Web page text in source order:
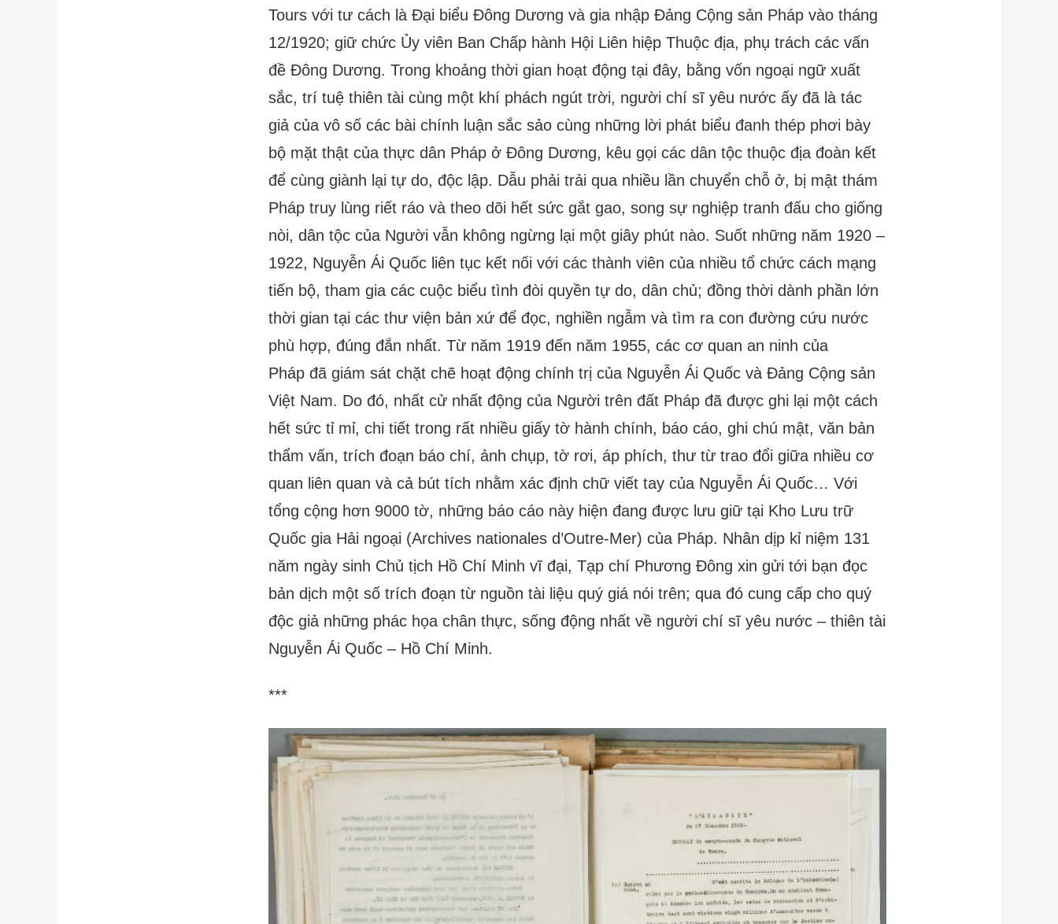
Tours với tư cách là Đại biểu Đông Dương và gia nhập Đảng Cộng sản Pháp vào tháng
12/1920; giữ chức Ủy viên Ban Chấp hành Hội Liên hiệp Thuộc địa, phụ trách các vấn
đề Đông Dương. Trong khoảng thời gian hoạt động tại đây, bằng vốn ngoại ngữ xuất
sắc, trí tuệ thiên tài cùng một khí phách ngút trời, người chí sĩ yêu nước ấy đã là tác
giả của vô số các bài chính luận sắc sảo cùng những lời phát biểu đanh thép phơi bày
bộ mặt thật của thực dân Pháp ở Đông Dương, kêu gọi các dân tộc thuộc địa đoàn kết
để cùng giành lại tự do, độc lập. Dẫu phải trải qua nhiều lần chuyển chỗ ở, bị mật thám
Pháp truy lùng riết ráo và theo dõi hết sức gắt gao, song sự nghiệp tranh đấu cho giống
nòi, dân tộc của Người vẫn không ngừng lại một giây phút nào. Suốt những năm 1920 –
1922, Nguyễn Ái Quốc liên tục kết nối với các thành viên của nhiều tổ chức cách mạng
tiến bộ, tham gia các cuộc biểu tình đòi quyền tự do, dân chủ; đồng thời dành phần lớn
thời gian tại các thư viện bản xứ để đọc, nghiền ngẫm và tìm ra con đường cứu nước
phù hợp, đúng đắn nhất. Từ năm 1919 đến năm 1955, các cơ quan an ninh của
Pháp đã giám sát chặt chẽ hoạt động chính trị của Nguyễn Ái Quốc và Đảng Cộng sản
Việt Nam. Do đó, nhất cử nhất động của Người trên đất Pháp đã được ghi lại một cách
hết sức tỉ mỉ, chi tiết trong rất nhiều giấy tờ hành chính, báo cáo, ghi chú mật, văn bản
thẩm vấn, trích đoạn báo chí, ảnh chụp, tờ rơi, áp phích, thư từ trao đổi giữa nhiều cơ
quan liên quan và cả bút tích nhằm xác định chữ viết tay của Nguyễn Ái Quốc… Với
tổng cộng hơn 9000 tờ, những báo cáo này hiện đang được lưu giữ tại Kho Lưu trữ
Quốc gia Hải ngoại (Archives nationales d’Outre-Mer) của Pháp. Nhân dịp kỉ niệm 131
năm ngày sinh Chủ tịch Hồ Chí Minh vĩ đại, Tạp chí Phương Đông xin gửi tới bạn đọc
bản dịch một số trích đoạn từ nguồn tài liệu quý giá nói trên; qua đó cung cấp cho quý
độc giả những phác họa chân thực, sống động nhất về người chí sĩ yêu nước – thiên tài
Nguyễn Ái Quốc – Hồ Chí Minh.
***